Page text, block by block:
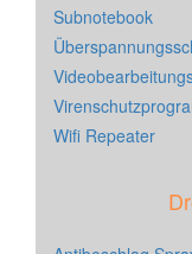
Subnotebook
Wifi Repeater